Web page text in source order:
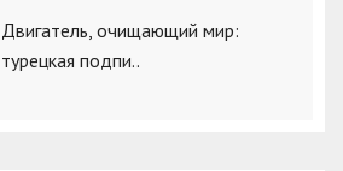
Двигатель, очищающий мир:
турецкая подпи..